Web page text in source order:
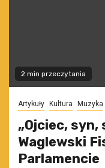
2 min przeczytania
Artykuły Kultura Muzyka
„Ojciec,
Waglewski
Parlamencie